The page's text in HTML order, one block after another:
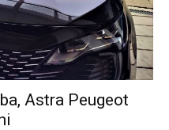
Astra Peugeot